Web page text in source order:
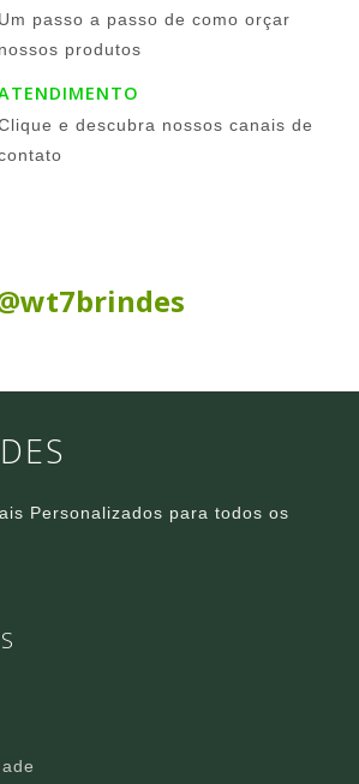
Um passo a passo de como orçar
nossos produtos
e descubra nossos canais de
Personalizados para todos os